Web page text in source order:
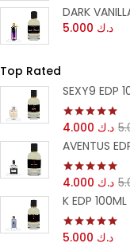
د.ك
Top Rated
تم التقييمد.ك
تم التقييمد.ك
تم التقييمد.ك